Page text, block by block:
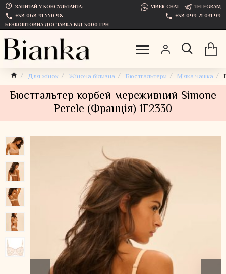
ЗАПИТАЙ У КОНСУЛЬТАНТА: VIBER CHAT
TELEGRAM
+38 068 91 550 98
+38 099 71 031 99
БЕЗКОШТОВНА ДОСТАВКА ВІД 3000 ГРН
Для жінок Жіноча білизна Бюстгальтери М'яка чашка
Бюстгальтер корбей мереживний Simone
Perele (Франція) 1F2330